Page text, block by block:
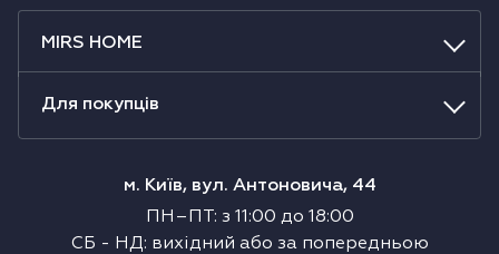
MIRS HOME
Для покупців
м. Київ, вул. Антоновича, 44
ПН–ПТ : з 11:00 до 18:00
СБ - НД: вихідний або за попередньою